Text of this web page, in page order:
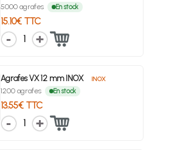
5000 agrafes En stock
15.10€ TTC
1
Agrafes VX 12 mm INOX INOX
1200 agrafes En stock
13.55€ TTC
1